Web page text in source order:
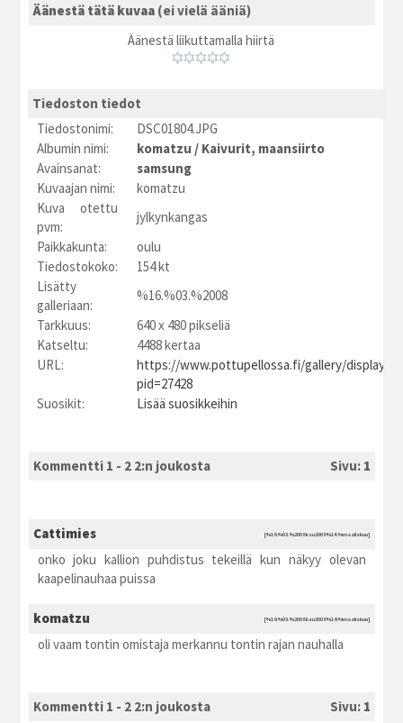
Äänestä tätä kuvaa (ei vielä ääniä)
Äänestä liikuttamalla hiirtä
Tiedoston tiedot
Tiedostonimi:
DSC01804.JPG
Albumin nimi:
komatzu / Kaivurit, maansiirto
Avainsanat:
samsung
Kuvaajan nimi:
komatzu
Kuva otettu
pvm:
jylkynkangas
Paikkakunta:
oulu
Tiedostokoko:
154 kt
Lisätty
galleriaan:
%16.%03.%2008
Tarkkuus:
640 x 480 pikseliä
Katseltu:
4488 kertaa
URL:
https://www.pottupellossa.fi/gallery/
pid=27428
Suosikit:
Lisää suosikkeihin
Kommentti 1 - 2 2:n joukosta Sivu: 1
Cattimies [%16.%03.%2008 ksu2008 %14:%maaliskuu]
onko joku kallion puhdistus tekeillä kun näkyy olevan
kaapelinauhaa puissa
komatzu [%16.%03.%2008 ksu2008 %16:%maaliskuu]
oli vaam tontin omistaja merkannu tontin rajan nauhalla
Kommentti 1 - 2 2:n joukosta Sivu: 1